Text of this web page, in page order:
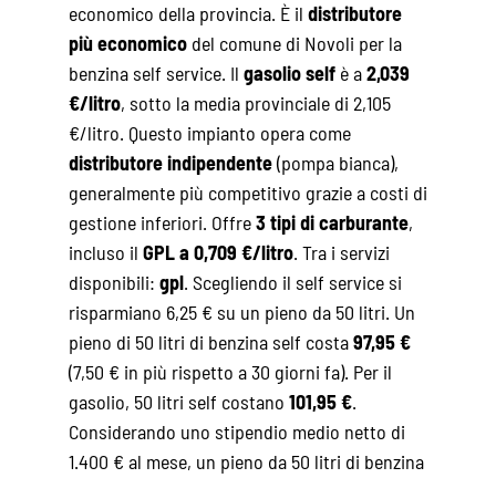
economico della provincia. È il distributore
più economico del comune di Novoli per la
benzina self service. Il gasolio self è a2,039
€/litro, sotto la media provinciale di 2,105
€/litro. Questo impianto opera come
distributore indipendente(pompa bianca),
generalmente più competitivo grazie a costi di
gestione inferiori. Offre3 tipi di carburante,
incluso il GPL a 0,709 €/litro. Tra i servizi
disponibili: gpl. Scegliendo il self service si
risparmiano 6,25 € su un pieno da 50 litri. Un
pieno di 50 litri di benzina self costa97,95 €
(7,50 € in più rispetto a 30 giorni fa). Per il
gasolio, 50 litri self costano 101,95 €.
Considerando uno stipendio medio netto di
1.400 € al mese, un pieno da 50 litri di benzina